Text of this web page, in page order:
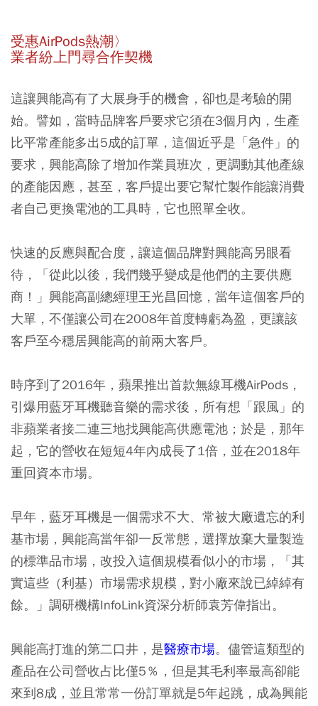
受惠AirPods熱潮〉
業者紛上門尋合作契機
這讓興能高有了大展身手的機會，卻也是考驗的開
始。譬如，當時品牌客戶要求它須在3個月內，生產
比平常產能多出5成的訂單，這個近乎是「急件」的
要求，興能高除了增加作業員班次，更調動其他產線
的產能因應，甚至，客戶提出要它幫忙製作能讓消費
者自己更換電池的工具時，它也照單全收。
快速的反應與配合度，讓這個品牌對興能高另眼看
待，「從此以後，我們幾乎變成是他們的主要供應
商！」興能高副總經理王光昌回憶，當年這個客戶的
大單，不僅讓公司在2008年首度轉虧為盈，更讓該
客戶至今穩居興能高的前兩大客戶。
時序到了2016年，蘋果推出首款無線耳機AirPods，
引爆用藍牙耳機聽音樂的需求後，所有想「跟風」的
非蘋業者接二連三地找興能高供應電池；於是，那年
起，它的營收在短短4年內成長了1倍，並在2018年
重回資本市場。
早年，藍牙耳機是一個需求不大、常被大廠遺忘的利
基市場，興能高當年卻一反常態，選擇放棄大量製造
的標準品市場，改投入這個規模看似小的市場，「其
實這些（利基）市場需求規模，對小廠來說已綽綽有
餘。」調研機構InfoLink資深分析師袁芳偉指出。
興能高打進的第二口井，是醫療市場。儘管這類型的
產品在公司營收占比僅5％，但是其毛利率最高卻能
來到8成，並且常常一份訂單就是5年起跳，成為興能